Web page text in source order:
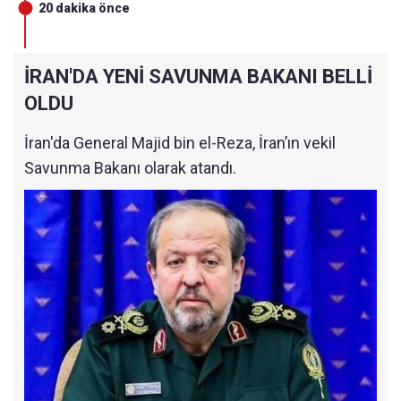
20 dakika önce
İRAN'DA YENİ SAVUNMA BAKANI BELLİ
OLDU
İran'da General Majid bin el-Reza, İran’ın vekil
Savunma Bakanı olarak atandı.